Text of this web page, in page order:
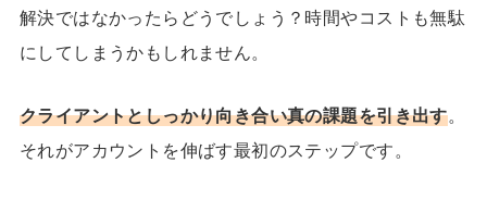
解決ではなかったらどうでしょう？時間やコストも無駄
にしてしまうかもしれません。
クライアントとしっかり向き合い真の課題を引き出す。
それがアカウントを伸ばす最初のステップです。